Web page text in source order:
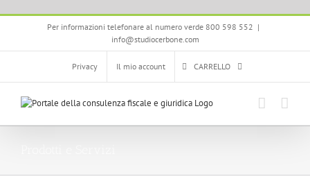
Salta
Per informazioni telefonare al numero verde 800 598 552 |
info@studiocerbone.com
Privacy Il mio account CARRELLO